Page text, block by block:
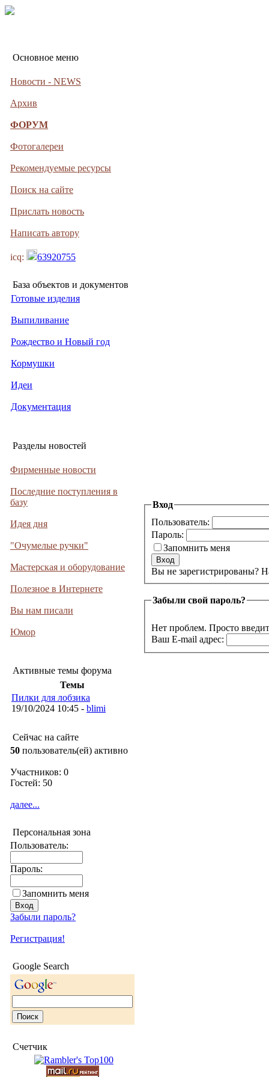
Основное меню
Новости - NEWS
Архив
ФОРУМ
Фотогалереи
Рекомендуемые ресурсы
Поиск на сайте
Прислать новость
Написать автору
icq: 63920755
База объектов и документов
Готовые изделия
Выпиливание
Рождество и Новый год
Кормушки
Идеи
Документация
Разделы новостей
Фирменные новости
Последние поступления в
базу
Идея дня
"Очумелые ручки"
Мастерская и оборудование
Полезное в Интернете
Вы нам писали
Юмор
Активные темы форума
Темы
Пилки для лобзика
19/10/2024 10:45 - blimi
Сейчас на сайте
50 пользователь(ей) активно
Участников: 0
Гостей: 50
далее...
Персональная зона
Пользователь:
Пароль:
Запомнить меня
Забыли пароль?
Регистрация!
Google Search
Счетчик
Вход
Пользователь:
Пароль:
Запомнить меня
Вы не
Забыли свой пароль?
Нет проблем. Просто
Ваш E-mail адрес: